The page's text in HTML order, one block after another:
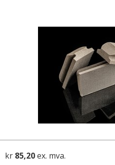
kr 85,20ex. mva.